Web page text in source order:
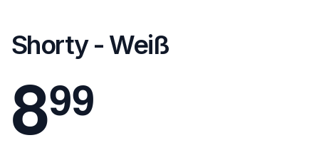
Shorty - Weiß
899